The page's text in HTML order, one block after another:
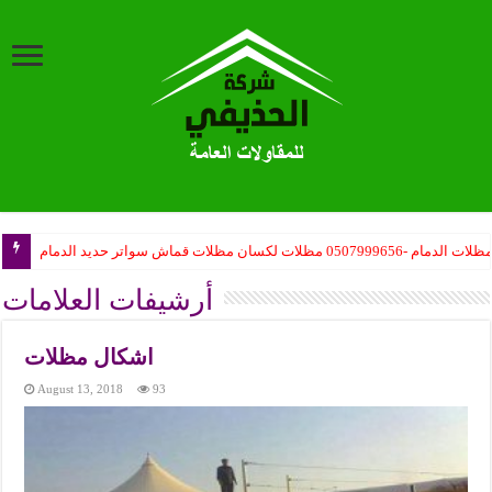
مظلات المدارس حكومية – مظلات مدارس أهلية – مظلات المشاريع تركيب
أرشيفات العلامات
اشكال مظلات
August 13, 2018 93